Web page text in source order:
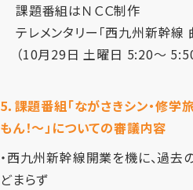
課題番組はＮＣＣ制作
テレメンタリー「西九州新幹線
（10月29日 土曜日 5:20～
5．課題番組「ながさきシン・修学
もん！～」についての審議内容
・西九州新幹線開業を機に、過去
どまらず